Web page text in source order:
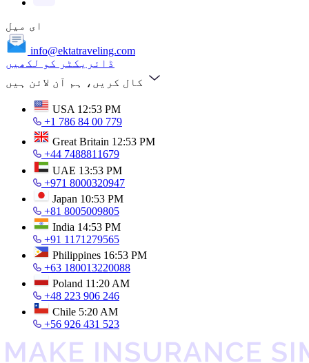
ای میل
info@ektatraveling.com
ڈائریکٹر کو لکھیں
کال کریں، ہم آن لائن ہیں
USA 12:53 PM
+1 786 84 00 779
Great Britain 12:53 PM
+44 7488811679
UAE 13:53 PM
+971 8000320947
Japan 10:53 PM
+81 8005009805
India 14:53 PM
+91 1171279565
Philippines 16:53 PM
+63 180013220088
Poland 11:20 AM
+48 223 906 246
Chile 5:20 AM
+56 926 431 523